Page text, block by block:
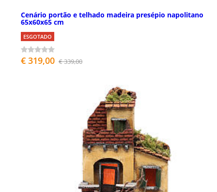
Cenário portão e telhado madeira presépio napolitano
65x60x65 cm
ESGOTADO
€ 319,00 € 339,00